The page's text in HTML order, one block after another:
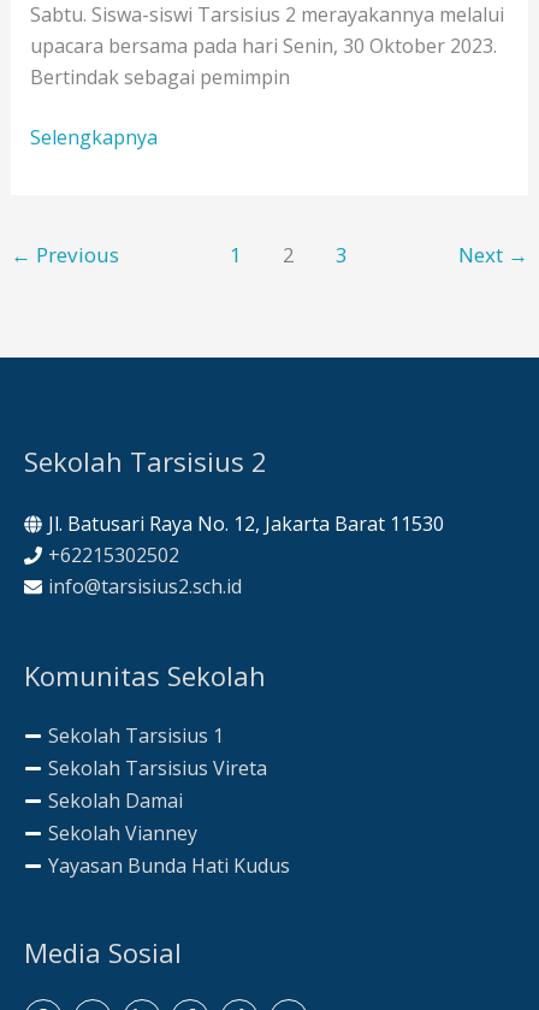
Sabtu. Siswa-siswi Tarsisius 2 merayakannya melalui
upacara bersama pada hari Senin, 30 Oktober 2023.
Bertindak sebagai pemimpin
Peringatan
Selengkapnya
← Previous 1 2 3 Next →
Sekolah Tarsisius 2
Jl. Batusari Raya No. 12, Jakarta Barat 11530
+62215302502
info@tarsisius2.sch.id
Komunitas Sekolah
Sekolah Tarsisius 1
Sekolah Tarsisius Vireta
Sekolah Damai
Sekolah Vianney
Yayasan Bunda Hati Kudus
Media Sosial